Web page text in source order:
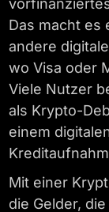
Das macht es
andere
wo Visa oder
Viele Nutzer
als Krypto-
einem
Mit einer
die Gelder,